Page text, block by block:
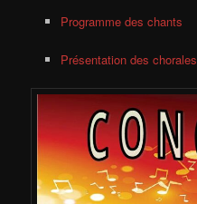
Programme des chants
Présentation des chorales